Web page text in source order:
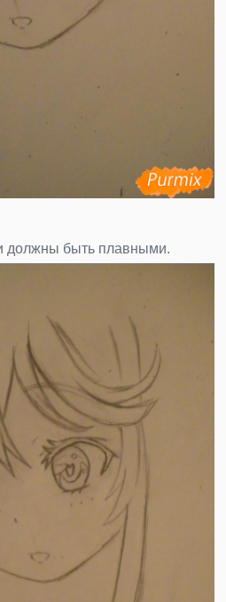
должны быть плавными.